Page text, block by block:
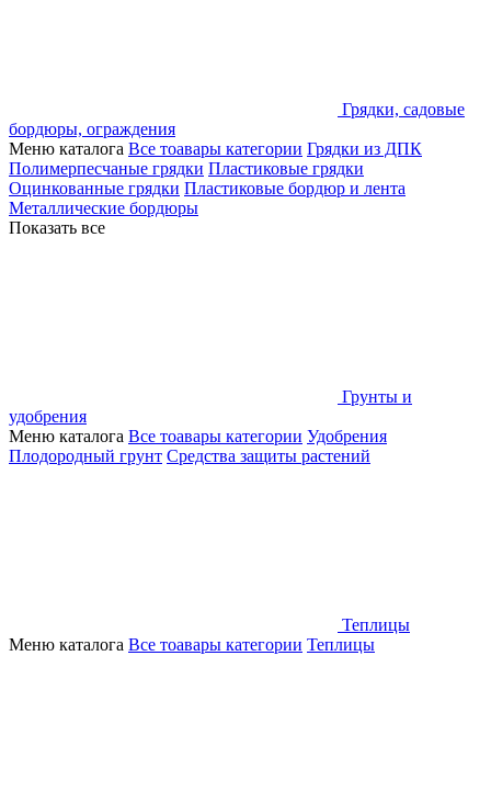
Грядки, садовые
бордюры, ограждения
Меню каталога Все тоавары категории Грядки из ДПК
Полимерпесчаные грядки Пластиковые грядки
Оцинкованные грядки Пластиковые бордюр и лента
Металлические бордюры
Показать все
Грунты и
удобрения
Меню каталога Все тоавары категории Удобрения
Плодородный грунт Средства защиты растений
Теплицы
Меню каталога Все тоавары категории Теплицы